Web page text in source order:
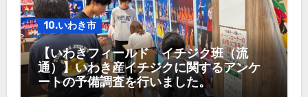
10.いわき市
【いわきフィールド イチジク班（流
通）】いわき産イチジクに関するアンケ
ートの予備調査を行いました。